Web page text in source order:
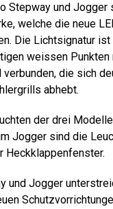
Stepway und
welche die neue
Die Lichtsignatur
weissen
verbunden, die sich
abhebt.
der drei
Jogger sind die
Heckklappenfenster.
und Jogger